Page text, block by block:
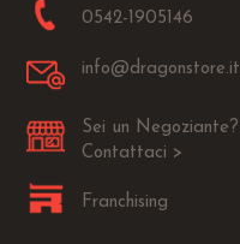
0542-1905146
info@dragonstore.it
Sei un Negoziante?
Contattaci >
Franchising